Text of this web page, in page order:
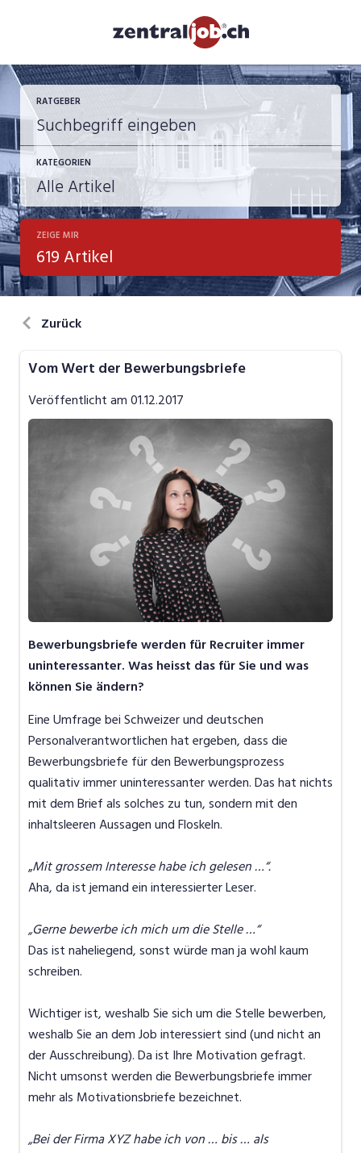
RATGEBER
KATEGORIEN
Berufsbilder
Bewerbung
Job-News
Job-Storys
Job-Tipps
ZEIGE MIR
619 Artikel
Zurück
Vom Wert der Bewerbungsbriefe
Veröffentlicht am01.12.2017
Bewerbungsbriefe werden für Recruiter immer
uninteressanter. Was heisst das für Sie und was
können Sie ändern?
Eine Umfrage bei Schweizer und deutschen
Personalverantwortlichen hat ergeben, dass die
Bewerbungsbriefe für den Bewerbungsprozess
qualitativ immer uninteressanter werden. Das hat nichts
mit dem Brief als solches zu tun, sondern mit den
inhaltsleeren Aussagen und Floskeln.
„Mit grossem Interesse habe ich gelesen …“.
Aha, da ist jemand ein interessierter Leser.
„Gerne bewerbe ich mich um die Stelle …“
Das ist naheliegend, sonst würde man ja wohl kaum
schreiben.
Wichtiger ist, weshalb Sie sich um die Stelle bewerben,
weshalb Sie an dem Job interessiert sind (und nicht an
der Ausschreibung). Da ist Ihre Motivation gefragt.
Nicht umsonst werden die Bewerbungsbriefe immer
mehr als Motivationsbriefe bezeichnet.
„Bei der Firma XYZ habe ich von … bis … als